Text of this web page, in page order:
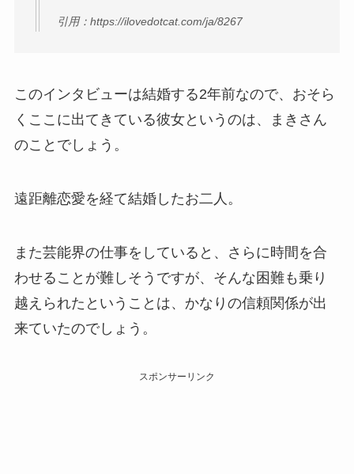
引用：https://ilovedotcat.com/ja/8267
このインタビューは結婚する2年前なので、おそら
くここに出てきている彼女というのは、まきさん
のことでしょう。
遠距離恋愛を経て結婚したお二人。
また芸能界の仕事をしていると、さらに時間を合
わせることが難しそうですが、そんな困難も乗り
越えられたということは、かなりの信頼関係が出
来ていたのでしょう。
スポンサーリンク